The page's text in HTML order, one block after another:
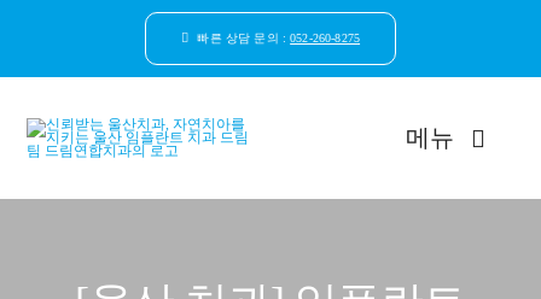
빠른 상담 문의 :052-260-8275
메뉴